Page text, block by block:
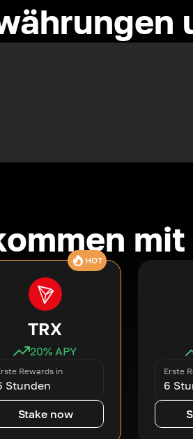
HOT
TRX
20% APY
Rewards in
Stunden
Stake now
Erste
6